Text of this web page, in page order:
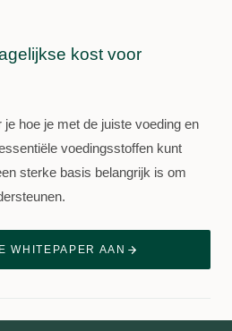
kost voor
je hoe je met de juiste voeding en
voedingsstoffen kunt
sterke basis belangrijk is om
WHITEPAPER AAN